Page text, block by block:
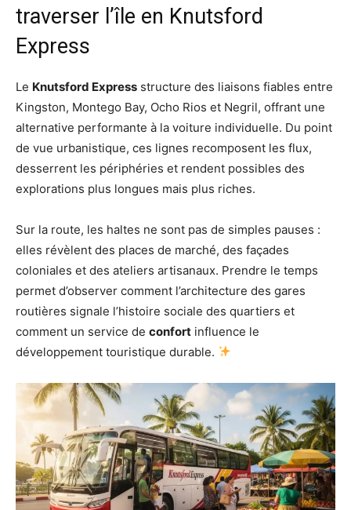
traverser l’île en Knutsford
Express
Le Knutsford Express structure des liaisons fiables entre
Kingston, Montego Bay, Ocho Rios et Negril, offrant une
alternative performante à la voiture individuelle. Du point
de vue urbanistique, ces lignes recomposent les flux,
desserrent les périphéries et rendent possibles des
explorations plus longues mais plus riches.
Sur la route, les haltes ne sont pas de simples pauses :
elles révèlent des places de marché, des façades
coloniales et des ateliers artisanaux. Prendre le temps
permet d’observer comment l’architecture des gares
routières signale l’histoire sociale des quartiers et
comment un service de confort influence le
développement touristique durable.